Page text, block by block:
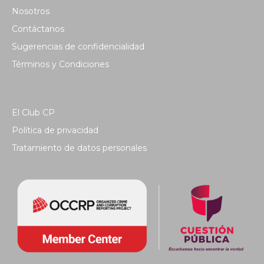
Nosotros
Contáctanos
Sugerencias de confidencialidad
Términos y Condiciones
El Club CP
Política de privacidad
Tratamiento de datos personales